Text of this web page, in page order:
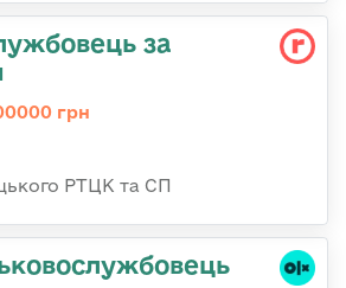
за
грн
РТЦК та СП